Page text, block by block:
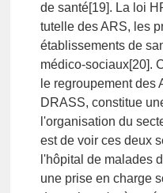
de santé[19]. La loi
tutelle des ARS, les
établissements de
médico-sociaux[20].
le regroupement des
DRASS, constitue
l'organisation du
est de voir ces deux
l'hôpital de malades
une prise en charge